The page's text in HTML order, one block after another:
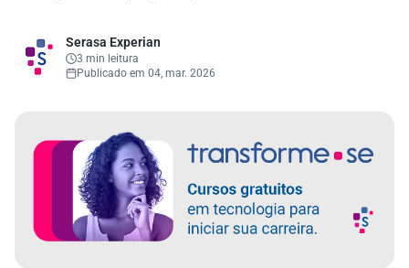
Serasa Experian
3 min leitura
Publicado em 04, mar. 2026